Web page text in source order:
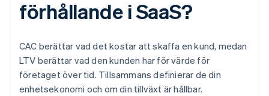
förhållande i SaaS?
CAC berättar vad det kostar att skaffa en kund, medan
LTV berättar vad den kunden har för värde för
företaget över tid. Tillsammans definierar de din
enhetsekonomi och om din tillväxt är hållbar.